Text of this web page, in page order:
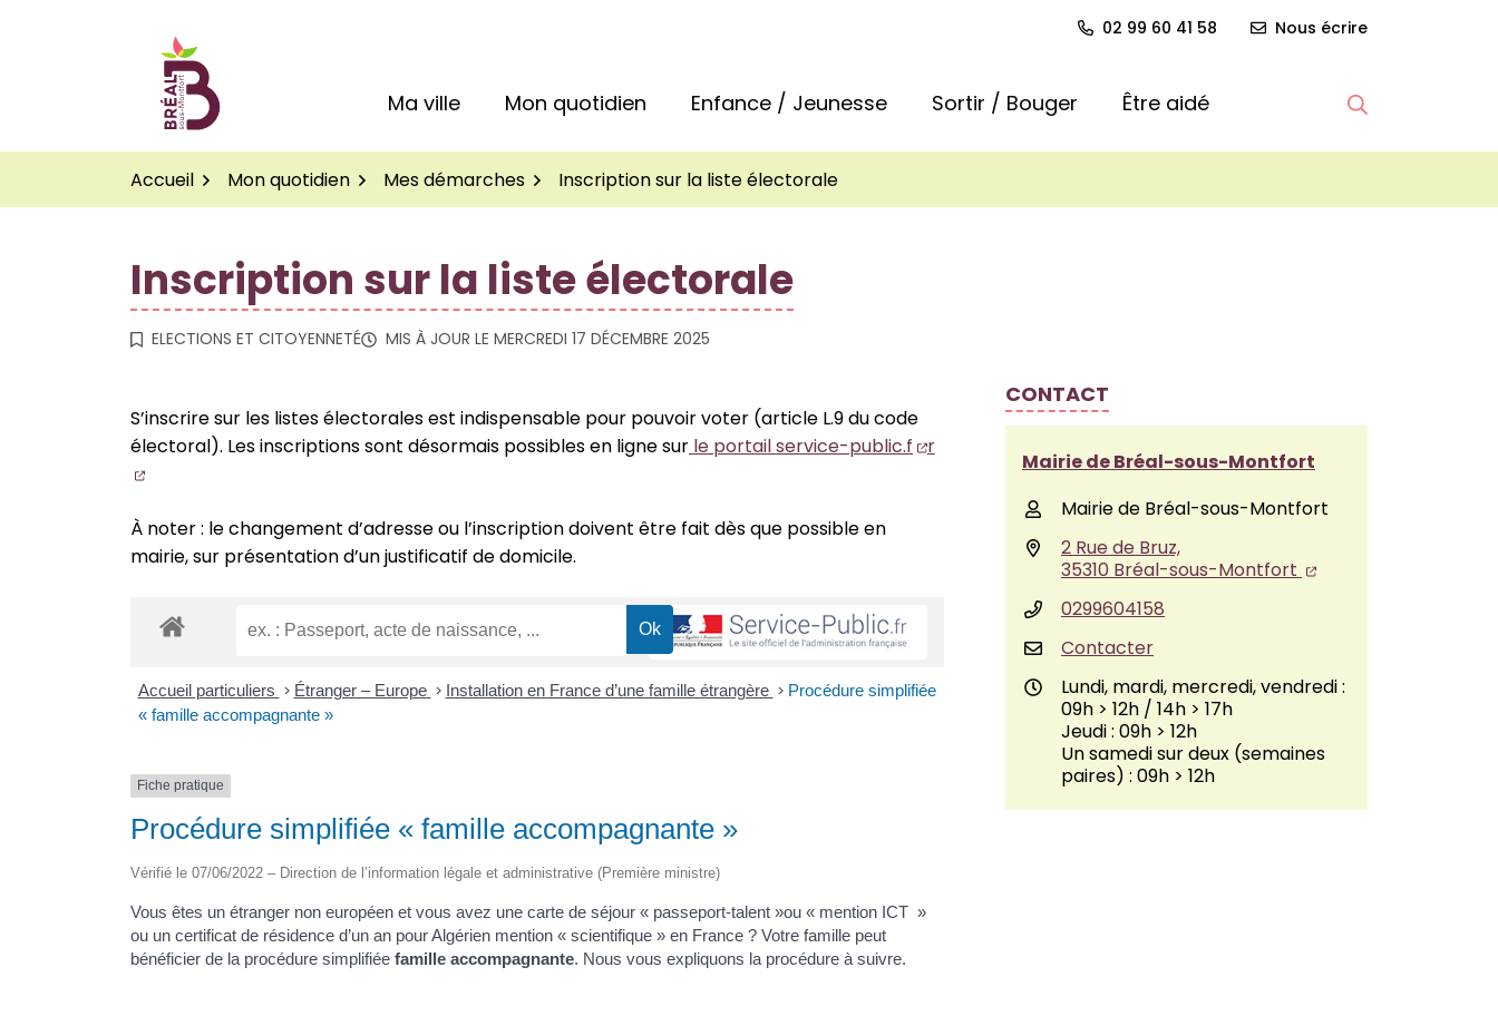
02 99 60 41 58 Nous écrire
Ma ville Mon quotidien Enfance / Jeunesse Sortir / Bouger
Être aidé
Accueil Mon quotidien Mes démarches Inscription sur la liste électorale
Inscription sur la liste électorale
ELECTIONS ET CITOYENNETÉ MIS À JOUR LE MERCREDI 17 DÉCEMBRE 2025
S’inscrire sur les listes électorales est indispensable pour pouvoir voter (article L.9 du code
électoral). Les inscriptions sont désormais possibles en ligne sur le portail service-public.f r
À noter : le changement d’adresse ou l’inscription doivent être fait dès que possible en
mairie, sur présentation d’un justificatif de domicile.
Accueil particuliers > Étranger – Europe > Installation en France d’une famille étrangère > Procédure simplifiée
« famille accompagnante »
Fiche pratique
Procédure simplifiée « famille accompagnante »
Vérifié le 07/06/2022 – Direction de l’information légale et administrative (Première ministre)
Vous êtes un étranger non européen et vous avez une carte de séjour « passeport-talent »ou « mention ICT »
ou un certificat de résidence d’un an pour Algérien mention « scientifique » en France ? Votre famille peut
bénéficier de la procédure simplifiée famille accompagnante. Nous vous expliquons la procédure à suivre.
CONTACT
Mairie de Bréal-sous-Montfort
Mairie de Bréal-sous-Montfort
2 Rue de Bruz,
35310 Bréal-sous-Montfort
0299604158
Contacter
Lundi, mardi, mercredi, vendredi :
09h > 12h / 14h > 17h
Jeudi : 09h > 12h
Un samedi sur deux (semaines
paires) : 09h > 12h